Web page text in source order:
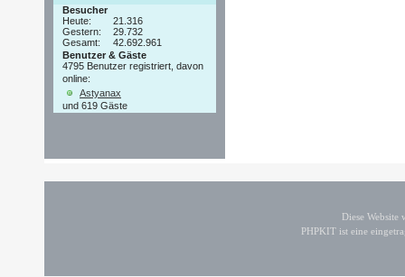
Besucher
Heute:
21.316
Gestern:
29.732
Gesamt:
42.692.961
Benutzer & Gäste
4795 Benutzer registriert, davon
online:
Astyanax
und 619 Gäste
Diese
PHPKIT ist eine